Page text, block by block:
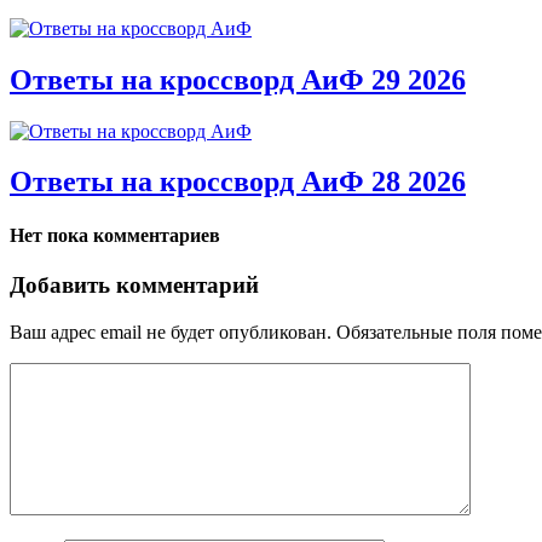
Ответы на кроссворд АиФ 29 2026
Ответы на кроссворд АиФ 28 2026
Нет пока комментариев
Добавить комментарий
Ваш адрес email не будет опубликован. Обязательные поля